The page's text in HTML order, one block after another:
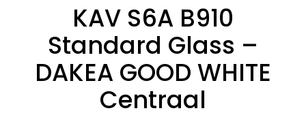
KAV S6A B910
Standard Glass –
DAKEA GOOD WHITE
Centraal